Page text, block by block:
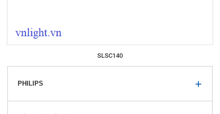
SLSC140
PHILIPS